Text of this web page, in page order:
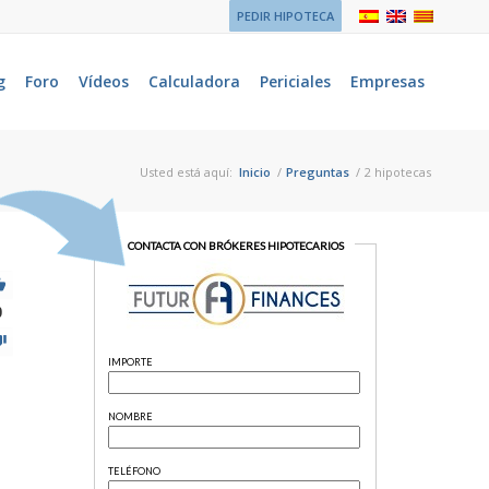
PEDIR HIPOTECA
Foro Vídeos Calculadora Periciales Empresas
Usted está aquí: Inicio / Preguntas / 2 hipotecas